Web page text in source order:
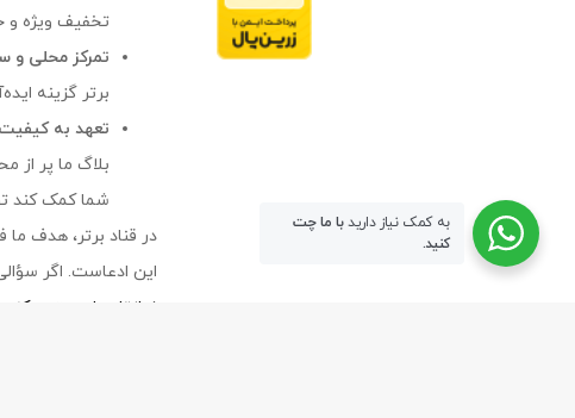
تخفیف ویژه و
تمرکز محلی و
برتر گزینه ایده‌آل
تعهد به
بلاگ ما پر از
شما کمک کند
در قناد برتر، هدف
این ادعاست. اگر
نیازتان را جستجو
به کمک نیاز داریدبا ما چت
کنید.